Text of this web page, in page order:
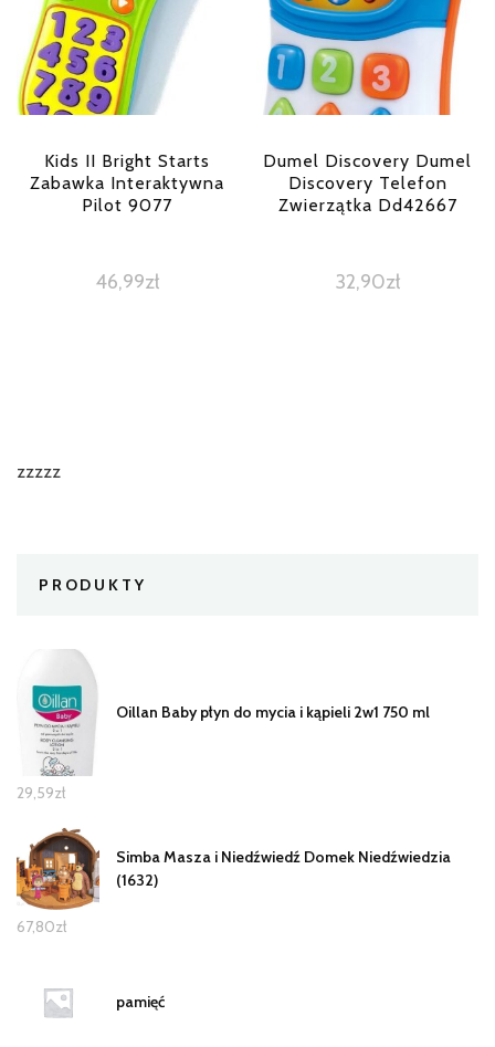
Kids II Bright Starts
Zabawka Interaktywna
Pilot 9077
46,99zł
Dumel Discovery Dumel
Discovery Telefon
Zwierzątka Dd42667
32,90zł
zzzzz
PRODUKTY
Oillan Baby płyn do mycia i kąpieli 2w1 750 ml
29,59zł
Simba Masza i Niedźwiedź Domek Niedźwiedzia
(1632)
67,80zł
pamięć